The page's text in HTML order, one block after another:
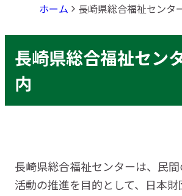
ホーム 長崎県総合福祉センタ
長崎県総合福祉セン
内
長崎県総合福祉センターは、民
活動の推進を目的として、日本